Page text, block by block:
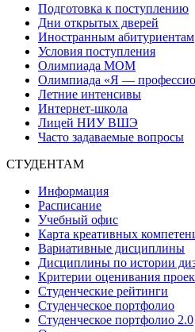
Подготовка к поступлению
Дни открытых дверей
Иностранным абитуриентам
Условия поступления
Олимпиада МОМ
Олимпиада «Я —
Летние интенсивы
Интернет-школа
Лицей НИУ ВШЭ
Часто задаваемые вопросы
СТУДЕНТАМ
Информация
Расписание
Учебный офис
Карта креативных
Вариативные дисциплины
Дисциплины по истории
Критерии оценивания
Студенческие рейтинги
Студенческое портфолио
Студенческое портфолио 2.0